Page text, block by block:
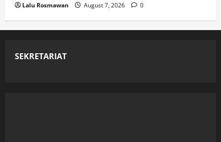
Lalu Rosmawan August 7, 2026 0
SEKRETARIAT